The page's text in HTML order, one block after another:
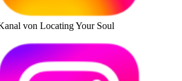
von Locating Your Soul